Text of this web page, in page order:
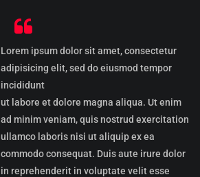
Lorem ipsum dolor sit amet, consectetur
adipisicing elit, sed do eiusmod tempor
incididunt
ut labore et dolore magna aliqua. Ut enim
ad minim veniam, quis nostrud exercitation
ullamco laboris nisi ut aliquip ex ea
commodo consequat. Duis aute irure dolor
in reprehenderit in voluptate velit esse